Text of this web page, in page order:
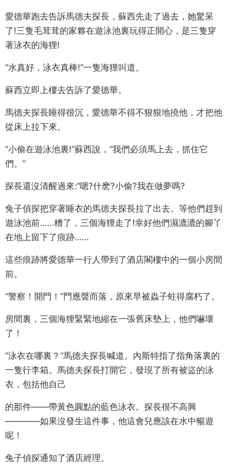
愛德華跑去告訴馬德夫探長，蘇西先走了過去，她驚呆
了!三隻毛茸茸的家夥在遊泳池裏玩得正開心，是三隻穿
著泳衣的海狸!
“水真好，泳衣真棒!”一隻海狸叫道。
蘇西立即上樓去告訴了愛德華。
馬德夫探長睡得很沉，愛德華不得不狠狠地撓他，才把他
從床上拉下來。
“小偷在遊泳池裏!”蘇西說，“我們必須馬上去，抓住它
們。”
探長還沒清醒過來:“嗯?什麽?小偷?我在做夢嗎?
兔子偵探把穿著睡衣的馬德夫探長拉了出去。等他們趕到
遊泳池前……糟了，三個海狸走了!幸好他們濕漉漉的腳丫
在地上留下了痕跡……
這些痕跡將愛德華一行人帶到了酒店閣樓中的一個小房間
前。
“警察！開門！”門應聲而落，原來早被蟲子蛀得腐朽了。
房間裏，三個海狸緊緊地縮在一張舊床墊上，他們嚇壞
了！
“泳衣在哪裏？”馬德夫探長喊道。內斯特指了指角落裏的
一隻行李箱。馬德夫探長打開它，發現了所有被盜的泳
衣，包括他自己
的那件——帶黃色圓點的藍色泳衣。探長很不高興
————如果沒發生這件事，他這會兒應該在水中暢遊
呢！
兔子偵探通知了酒店經理。